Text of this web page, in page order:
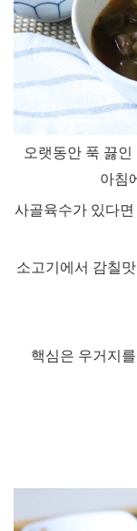
오랫동안 푹 끓
아침
사골육수가 있다
소고기에서 감칠
핵심은 우거지